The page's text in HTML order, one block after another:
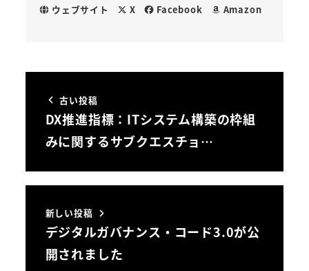
ウェブサイト X Facebook Amazon
古い投稿
DX推進指標：ITシステム構築の枠組
みに関するサブクエスチョ…
新しい投稿
デジタルガバナンス・コード3.0が公
開されました